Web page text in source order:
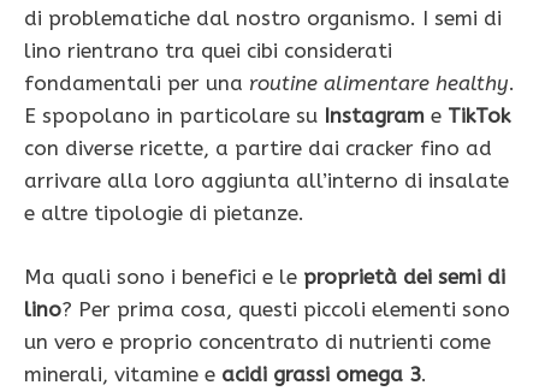
di problematiche dal nostro organismo. I semi di
lino rientrano tra quei cibi considerati
fondamentali per una routine alimentare healthy.
E spopolano in particolare su Instagram e TikTok
con diverse ricette, a partire dai cracker fino ad
arrivare alla loro aggiunta all’interno di insalate
e altre tipologie di pietanze.
Ma quali sono i benefici e le proprietà dei semi di
lino? Per prima cosa, questi piccoli elementi sono
un vero e proprio concentrato di nutrienti come
minerali, vitamine e acidi grassi omega 3.